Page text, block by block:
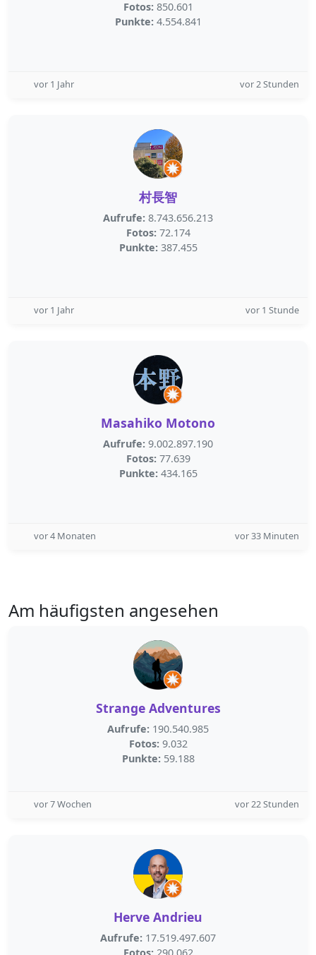
Fotos: 850.601
Punkte: 4.554.841
vor 1 Jahr vor 2 Stunden
村長智
Aufrufe: 8.743.656.213
Fotos: 72.174
Punkte: 387.455
vor 1 Jahr vor 1 Stunde
Masahiko Motono
Aufrufe: 9.002.897.190
Fotos: 77.639
Punkte: 434.165
vor 4 Monaten vor 33 Minuten
Am häufigsten angesehen
Strange Adventures
Aufrufe: 190.540.985
Fotos: 9.032
Punkte: 59.188
vor 7 Wochen vor 22 Stunden
Herve Andrieu
Aufrufe: 17.519.497.607